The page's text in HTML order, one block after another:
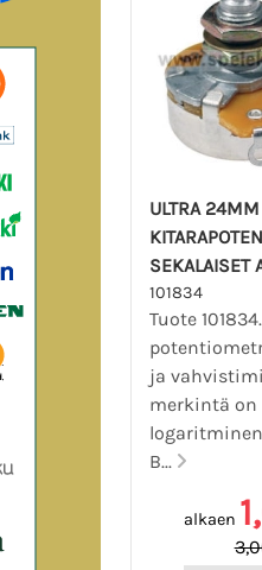
ULTRA 24MM
SEKALAISET
101834
Tuote
ja
merkintä on
B...
alkaen